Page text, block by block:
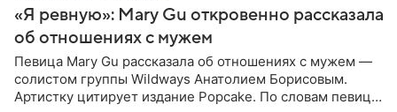
«Я ревную»: Mary Gu откровенно рассказала
об отношениях с мужем
Певица Mary Gu рассказала об отношениях с мужем —
солистом группы Wildways Анатолием Борисовым.
Артистку цитирует издание Popcake. По словам певицы,